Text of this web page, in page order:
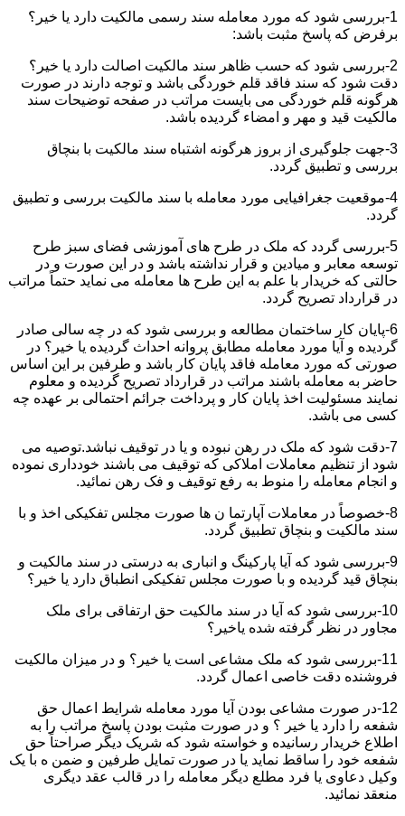
1-بررسی شود که مورد معامله سند رسمی مالکیت دارد یا خیر؟
برفرض که پاسخ مثبت باشد:
2-بررسی شود که حسب ظاهر سند مالکیت اصالت دارد یا خیر؟
دقت شود که سند فاقد قلم خوردگی باشد و توجه دارند در صورت
هرگونه قلم خوردگی می بایست مراتب در صفحه توضیحات سند
مالکیت قید و مهر و امضاء گردیده باشد.
3-جهت جلوگیری از بروز هرگونه اشتباه سند مالکیت با بنچاق
بررسی و تطبیق گردد.
4-موقعیت جغرافیایی مورد معامله با سند مالکیت بررسی و تطبیق
گردد.
5-بررسی گردد که ملک در طرح های آموزشی فضای سبز طرح
توسعه معابر و میادین و قرار نداشته باشد و در این صورت و در
حالتی که خریدار با علم به این طرح ها معامله می نماید حتماً مراتب
در قرارداد تصریح گردد.
6-پایان کار ساختمان مطالعه و بررسی شود که در چه سالی صادر
گردیده و آیا مورد معامله مطابق پروانه احداث گردیده یا خیر؟ در
صورتی که مورد معامله فاقد پایان کار باشد و طرفین بر این اساس
حاضر به معامله باشند مراتب در قرارداد تصریح گردیده و معلوم
نمایند مسئولیت اخذ پایان کار و پرداخت جرائم احتمالی بر عهده چه
کسی می باشد.
7-دقت شود که ملک در رهن نبوده و یا در توقیف نباشد.توصیه می
شود از تنظیم معاملات املاکی که توقیف می باشند خودداری نموده
و انجام معامله را منوط به رفع توقیف و فک رهن نمائید.
8-خصوصاً در معاملات آپارتما ن ها صورت مجلس تفکیکی اخذ و با
سند مالکیت و بنچاق تطبیق گردد.
9-بررسی شود که آیا پارکینگ و انباری به درستی در سند مالکیت و
بنچاق قید گردیده و با صورت مجلس تفکیکی انطباق دارد یا خیر؟
10-بررسی شود که آیا در سند مالکیت حق ارتفاقی برای ملک
مجاور در نظر گرفته شده یاخیر؟
11-بررسی شود که ملک مشاعی است یا خیر؟ و در میزان مالکیت
فروشنده دقت خاصی اعمال گردد.
12-در صورت مشاعی بودن آیا مورد معامله شرایط اعمال حق
شفعه را دارد یا خیر ؟ و در صورت مثبت بودن پاسخ مراتب را به
اطلاع خریدار رسانیده و خواسته شود که شریک دیگر صراحتاً حق
شفعه خود را ساقط نماید یا در صورت تمایل طرفین و ضمن ه با یک
وکیل دعاوی یا فرد مطلع دیگر معامله را در قالب عقد دیگری
منعقد نمائید.